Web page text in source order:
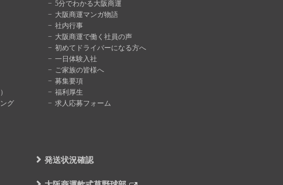
グ
5分でわかる大阪商運
大阪商運マンガ物語
社内行事
大阪商運で働く社員の声
初めてドライバーになる方へ
一日体験入社
ご家族の皆様へ
募集要項
福利厚生
求人応募フォーム
発送状況確認